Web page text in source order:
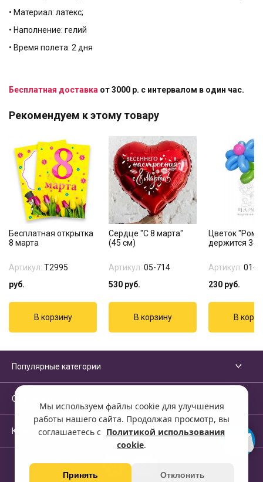
Мы используем файлы cookie для улучшения
работы нашего сайта. Продолжая просмотр, вы
соглашаетесь с Политикой использования
cookie.
Принять Отклонить
• Материал: латекс;
• Наполнение: гелий
• Время полета: 2 дня
Бесплатная доставка от 3000 р. с интервалом в один час.
Рекомендуем к этому товару
Бесплатная открытка
8 марта
Артикул: Т2995
руб.
Сердце "С 8 марта"
(45 см)
Артикул: 05-714
530 руб.
Цветок
держится 3-4
Артикул: 01-
230 руб.
Популярные категории
Сервисы и помощь
Компания